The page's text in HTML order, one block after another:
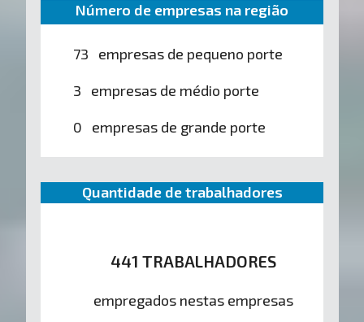
Número de empresas na região
73 empresas de pequeno porte
3 empresas de médio porte
0 empresas de grande porte
Quantidade de trabalhadores
441 TRABALHADORES
empregados nestas empresas